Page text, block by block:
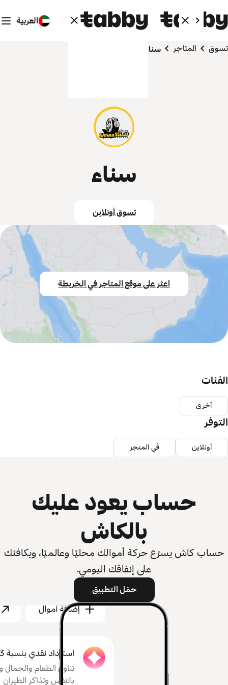
العربية
تسوق المتاجر سناء
سناء
تسوق أونلاين
اعثر على موقع المتاجر في الخريطة
الفئات
أخرى
التوفر
أونلاين في المتجر
حساب يعود عليك
بالكاش
حساب كاش يسرّع حركة أموالك محليًا وعالميًا، ويكافئك
على إنفاقك اليومي.
حمّل التطبيق